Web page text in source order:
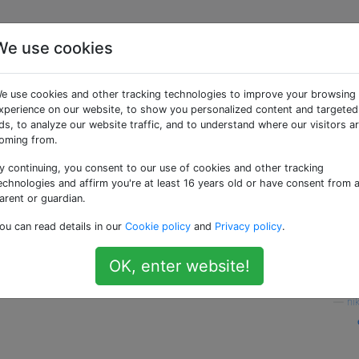
est-elle plus
de
shaders n'est pas une bonne idée. Mais maintenant, j'ai
par rapport à l'appel de tirage complet. La branche
pour un appel de tirage.
plus coûteux que d'avoir plusieurs shaders sans ces
—
use cookies
use cookies and other tracking technologies to improve your browsing
on our website, to show you personalized content and targeted
to analyze our website traffic, and to understand where our visitors
from.
continuing, you consent to our use of cookies and other tracking
and affirm you're at least 16 years old or have consent from a
or guardian.
can read details in our Cookie policy and Privacy policy.
OK, enter website!